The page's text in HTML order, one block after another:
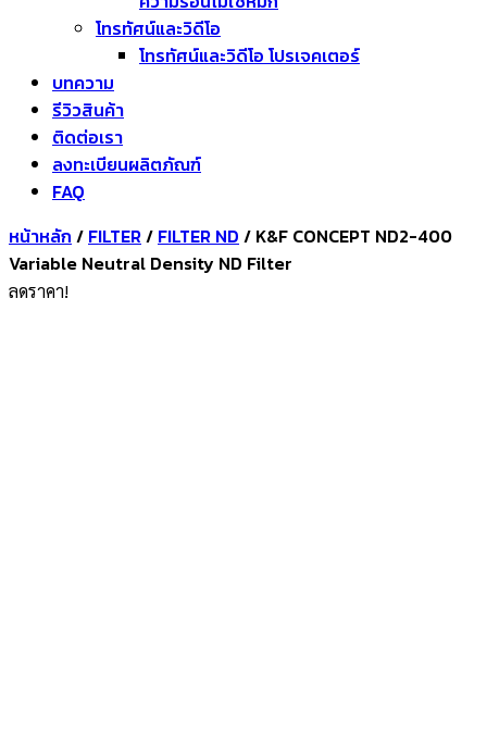
โทรทัศน์และวิดีโอ
โทรทัศน์และวิดีโอ โปรเจคเตอร์
บทความ
รีวิวสินค้า
ติดต่อเรา
ลงทะเบียนผลิตภัณฑ์
FAQ
หน้าหลัก / FILTER/ FILTER ND / K&F CONCEPT ND2-400
Variable Neutral Density ND Filter
ลดราคา!